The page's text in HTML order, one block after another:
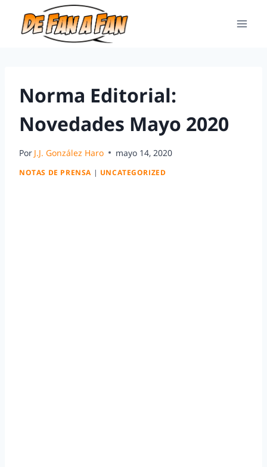
Norma Editorial:
Novedades Mayo 2020
Por J.J. González Haro mayo 14, 2020
NOTAS DE PRENSA | UNCATEGORIZED